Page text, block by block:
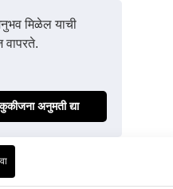
मिळेल याची
वापरते.
कुकीजना अनुमती द्या